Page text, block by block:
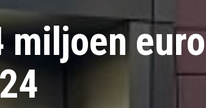
miljoen euro